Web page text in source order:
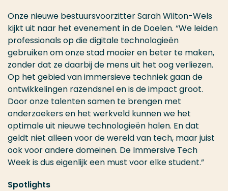
Onze nieuwe bestuursvoorzitter Sarah Wilton-Wels
kijkt uit naar het evenement in de Doelen. “We leiden
professionals op die digitale technologieën
gebruiken om onze stad mooier en beter te maken,
zonder dat ze daarbij de mens uit het oog verliezen.
Op het gebied van immersieve techniek gaan de
ontwikkelingen razendsnel en is de impact groot.
Door onze talenten samen te brengen met
onderzoekers en het werkveld kunnen we het
optimale uit nieuwe technologieën halen. En dat
geldt niet alleen voor de wereld van tech, maar juist
ook voor andere domeinen. De Immersive Tech
Week is dus eigenlijk een must voor elke student.”
Spotlights